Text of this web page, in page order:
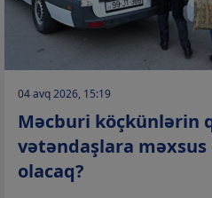
04 avq 2026, 15:19
Məcburi köçkünlərin
vətəndaşlara
olacaq?